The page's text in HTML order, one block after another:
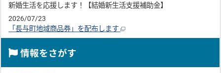
新婚生活を応援します！【結婚新生活支援補助金】
2026/07/23
「長与町地域商品券」を配布します
情報をさがす